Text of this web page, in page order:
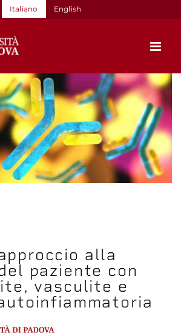
Italiano English
alla
paziente con
vasculite e